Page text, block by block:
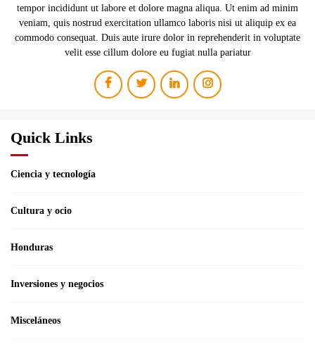
tempor incididunt ut labore et dolore magna aliqua. Ut enim ad minim
veniam, quis nostrud exercitation ullamco laboris nisi ut aliquip ex ea
commodo consequat. Duis aute irure dolor in reprehenderit in voluptate
velit esse cillum dolore eu fugiat nulla pariatur
Quick Links
Ciencia y tecnología
Cultura y ocio
Honduras
Inversiones y negocios
Misceláneos